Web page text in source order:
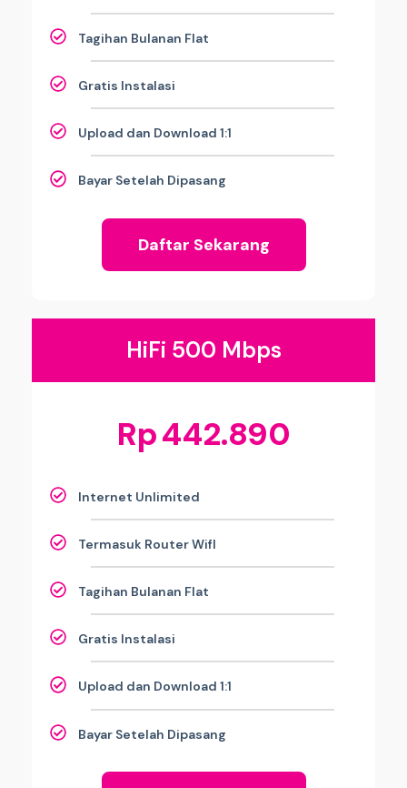
Tagihan Bulanan Flat
Gratis Instalasi
Upload dan Download 1:1
Bayar Setelah Dipasang
Daftar Sekarang
HiFi 500 Mbps
Rp442.890
Internet Unlimited
Termasuk Router WifI
Tagihan Bulanan Flat
Gratis Instalasi
Upload dan Download 1:1
Bayar Setelah Dipasang